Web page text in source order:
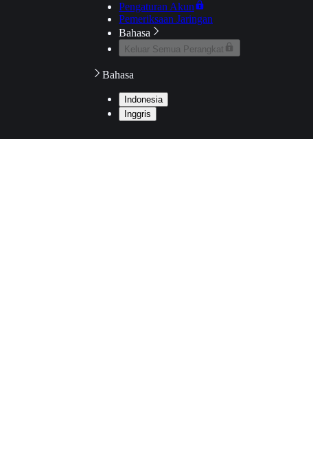
Pengaturan Akun
Pemeriksaan Jaringan
Bahasa
Keluar Semua Perangkat
Bahasa
Indonesia
Inggris